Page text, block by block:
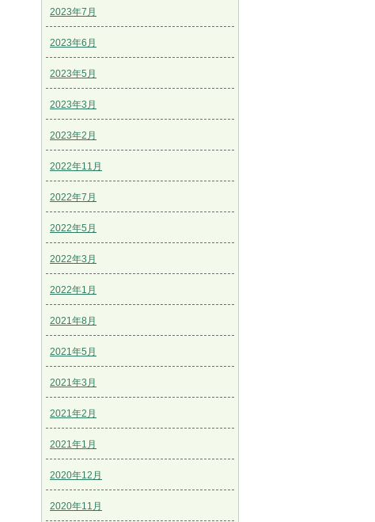
2023年7月
2023年6月
2023年5月
2023年3月
2023年2月
2022年11月
2022年7月
2022年5月
2022年3月
2022年1月
2021年8月
2021年5月
2021年3月
2021年2月
2021年1月
2020年12月
2020年11月